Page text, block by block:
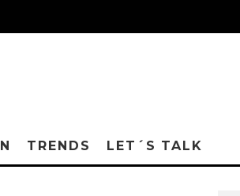
TRENDS LET´S TALK